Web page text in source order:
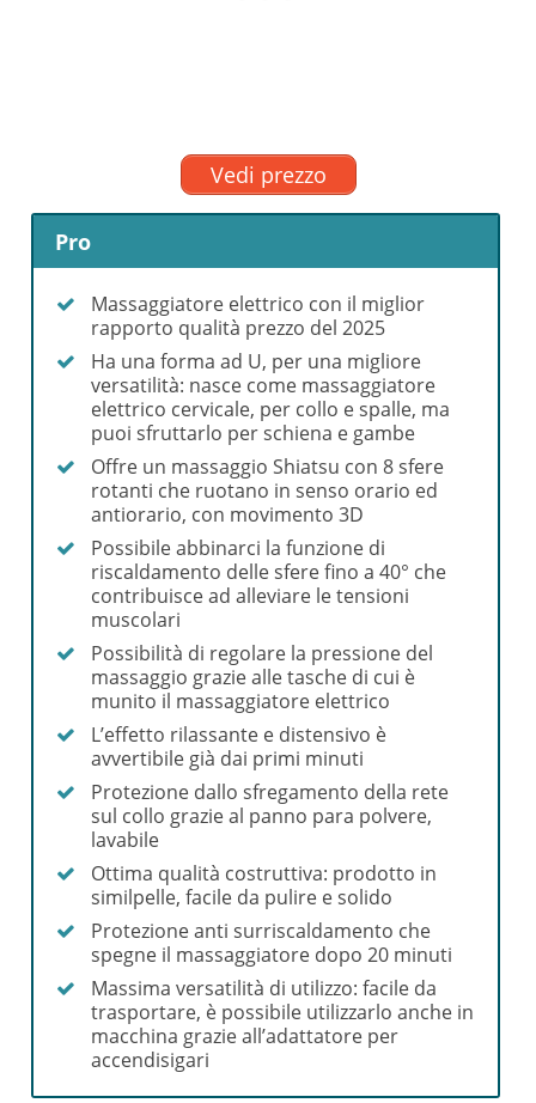
Vedi prezzo
Pro
Massaggiatore elettrico con il miglior
rapporto qualità prezzo del 2025
Ha una forma ad U, per una migliore
versatilità: nasce come massaggiatore
elettrico cervicale, per collo e spalle, ma
puoi sfruttarlo per schiena e gambe
Offre un massaggio Shiatsu con 8 sfere
rotanti che ruotano in senso orario ed
antiorario, con movimento 3D
Possibile abbinarci la funzione di
riscaldamento delle sfere fino a 40° che
contribuisce ad alleviare le tensioni
muscolari
Possibilità di regolare la pressione del
massaggio grazie alle tasche di cui è
munito il massaggiatore elettrico
L’effetto rilassante e distensivo è
avvertibile già dai primi minuti
Protezione dallo sfregamento della rete
sul collo grazie al panno para polvere,
lavabile
Ottima qualità costruttiva: prodotto in
similpelle, facile da pulire e solido
Protezione anti surriscaldamento che
spegne il massaggiatore dopo 20 minuti
Massima versatilità di utilizzo: facile da
trasportare, è possibile utilizzarlo anche in
macchina grazie all’adattatore per
accendisigari